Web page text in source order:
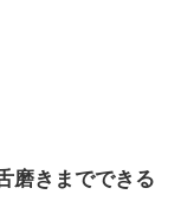
磨きまでできる